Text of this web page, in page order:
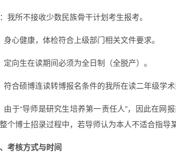
：我所不接收少数民族骨干计划考生报考。
身心健康，体检符合上级部门相关文件要求。
定向生在读期间必须为全日制（全脱产）。
符合硕博连读转博报名条件的我所在读二年级学术
由于“导师是研究生培养第一责任人”，因此在网
个博士招录过程中，若导师认为本人不适合指导
考核方式与时间